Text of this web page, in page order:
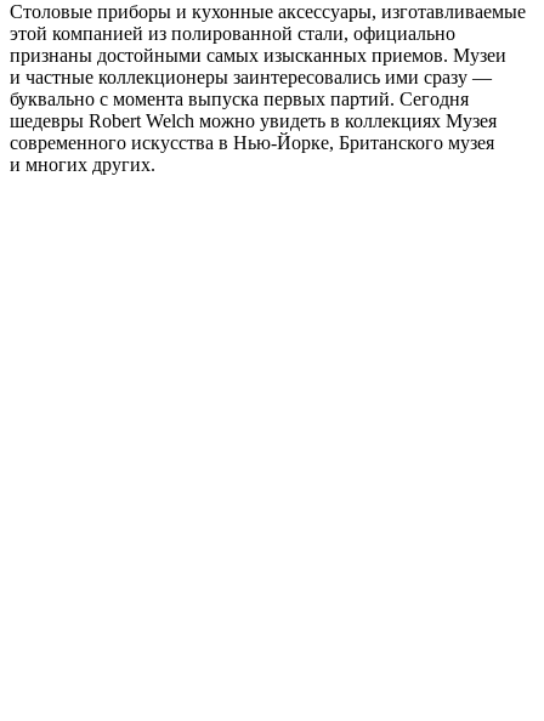
Столовые приборы и кухонные аксессуары, изготавливаемые
этой компанией из полированной стали, официально
признаны достойными самых изысканных приемов. Музеи
и частные коллекционеры заинтересовались ими сразу —
буквально с момента выпуска первых партий. Сегодня
шедевры Robert Welch можно увидеть в коллекциях Музея
современного искусства в Нью-Йорке, Британского музея
и многих других.